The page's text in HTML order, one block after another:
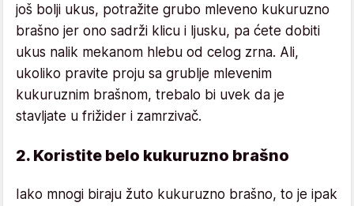
još bolji ukus, potražite grubo mleveno kukuruzno
brašno jer ono sadrži klicu i ljusku, pa ćete dobiti
ukus nalik mekanom hlebu od celog zrna. Ali,
ukoliko pravite proju sa grublje mlevenim
kukuruznim brašnom, trebalo bi uvek da je
stavljate u frižider i zamrzivač.
2. Koristite belo kukuruzno brašno
Iako mnogi biraju žuto kukuruzno brašno, to je ipak